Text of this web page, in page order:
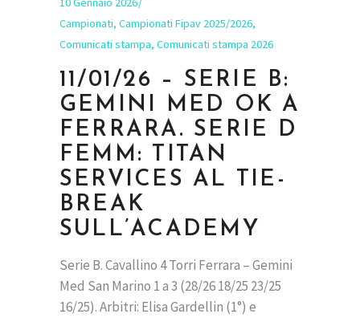
Campionati, Campionati Fipav 2025/2026,
Comunicati stampa, Comunicati stampa 2026
11/01/26 – SERIE B:
GEMINI MED OK A
FERRARA. SERIE D
FEMM: TITAN
SERVICES AL TIE-
BREAK
SULL’ACADEMY
Serie B. Cavallino 4 Torri Ferrara – Gemini
Med San Marino 1 a 3 (28/26 18/25 23/25
16/25). Arbitri: Elisa Gardellin (1°) e